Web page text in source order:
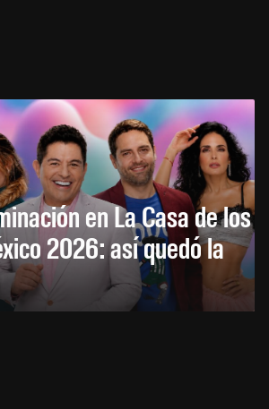
en La Casa de los
2026: así quedó la